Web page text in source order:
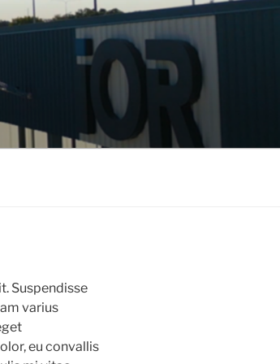
Suspendisse
varius
eu convallis